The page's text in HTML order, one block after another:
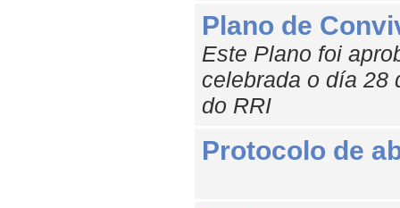
Plano de
Este Plano foi
celebrada o día 28
do RRI
Protocolo de